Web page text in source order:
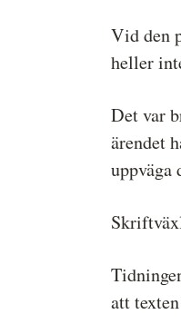
Vid den
heller
Det var
ärendet
uppväga
att